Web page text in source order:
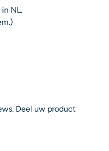
NL.
Deel uw product